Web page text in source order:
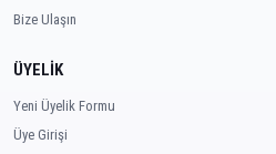
Bize Ulaşın
ÜYELİK
Yeni Üyelik Formu
Üye Girişi